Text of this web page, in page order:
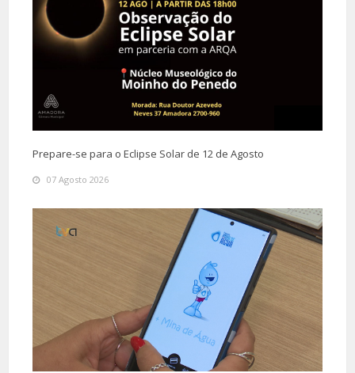
Prepare-se para o Eclipse Solar de 12 de Agosto
07 Agosto 2026